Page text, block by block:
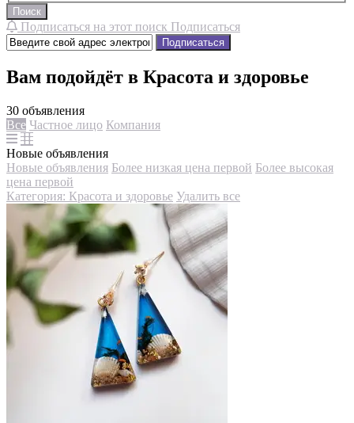
Поиск
Подписаться на этот поиск Подписаться
Подписаться
Вам подойдёт в Красота и здоровье
30 объявления
Все Частное лицо Компания
Новые объявления
Новые объявления Более низкая цена первой Более высокая
цена первой
Категория: Красота и здоровье Удалить все